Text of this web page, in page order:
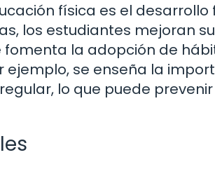
física es el desarrollo
los estudiantes mejoran
fomenta la adopción de
se enseña la
lo que puede